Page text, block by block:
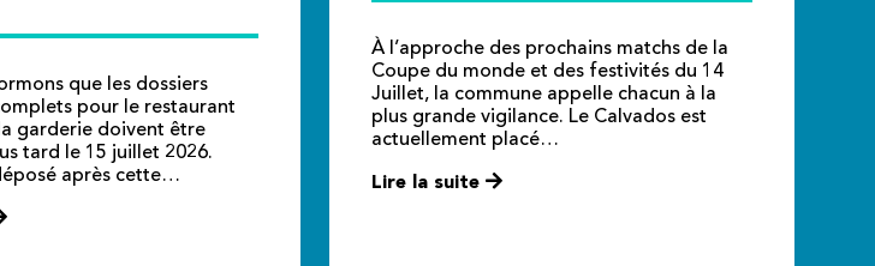
que les dossiers
pour le restaurant
garderie doivent être
tard le 15 juillet 2026.
après cette…
À l’approche des prochains matchs de la
Coupe du monde et des festivités du 14
Juillet, la commune appelle chacun à la
plus grande vigilance. Le Calvados est
actuellement placé…
Lire la suite